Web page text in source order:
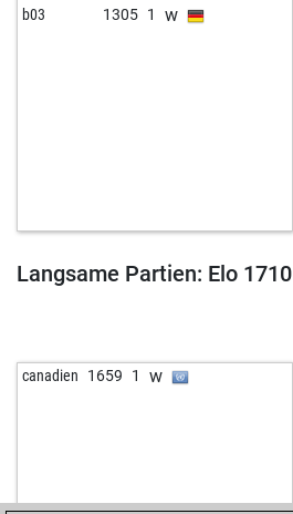
b03 1305 1 w
Langsame Partien: Elo 1710
canadien 1659 1 w